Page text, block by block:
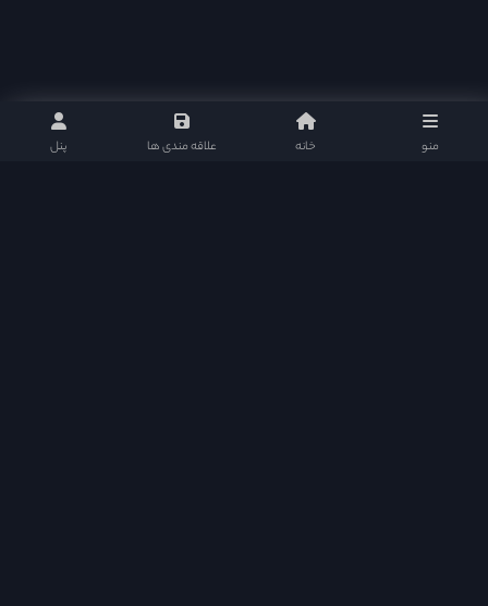
منو خانه علاقه مندی ها پنل